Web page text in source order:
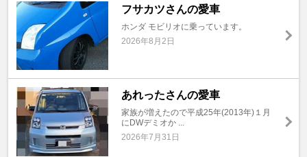
フサカツさんの愛車
ホンダ モビリオに乗っています。
2026年8月2日
あれったさんの愛車
家族が増えたので平成25年(2013年)１月
にDWデミオか ...
2026年7月31日